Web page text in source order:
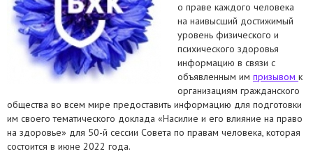
о праве каждого человека
на наивысший достижимый
уровень физического и
психического здоровья
информацию в связи с
объявленным им призывом к
организациям гражданского
общества во всем мире предоставить информацию для подготовки
им своего тематического доклада «Насилие и его влияние на право
на здоровье» для 50-й сессии Совета по правам человека, которая
состоится в июне 2022 года.